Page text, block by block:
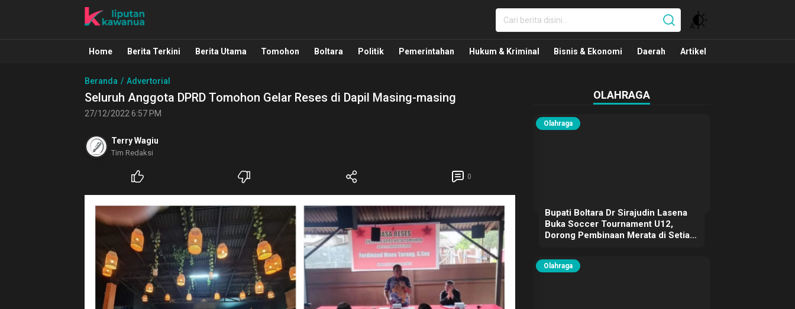
Liputan Kawanua
Berita Manado, Sulawesi Utara, Kawanua, Politik, Pemerintahan, Hukum Kriminal dan Nasional
Home Berita Terkini Berita Utama Tomohon Boltara Politik Pemerintahan Hukum & Kriminal Bisnis & Ekonomi Daerah Artikel
Beranda Advertorial
Seluruh Anggota DPRD Tomohon Gelar Reses di Dapil Masing-masing
27/12/2022 6:57 PM
Terry Wagiu
Tim Redaksi
0
OLAHRAGA
Olahraga
Bupati Boltara Dr Sirajudin Lasena
Buka Soccer Tournament U12,
Dorong Pembinaan Merata di Setiap
Olahraga